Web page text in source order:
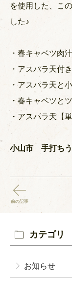
を使用した、こ
した♪
・春キャベツ肉
・アスパラ天付
・アスパラ天と
・春キャベツと
・アスパラ天【
小山市 手打ち
前の記事
カテゴリ
お知らせ